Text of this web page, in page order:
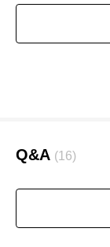
얇
시
부
Q&A (16)